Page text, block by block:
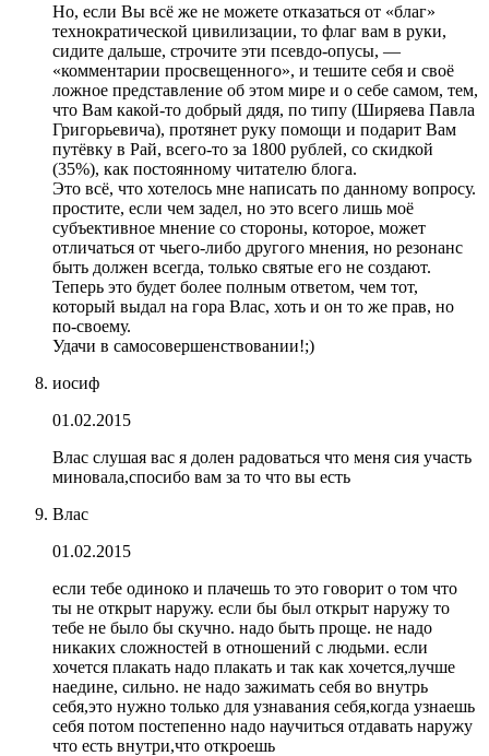
Но, если Вы всё же не можете отказаться от «благ»
технократической цивилизации, то флаг вам в руки,
сидите дальше, строчите эти псевдо-опусы, —
«комментарии просвещенного», и тешите себя и своё
ложное представление об этом мире и о себе самом, тем,
что Вам какой-то добрый дядя, по типу (Ширяева Павла
Григорьевича), протянет руку помощи и подарит Вам
путёвку в Рай, всего-то за 1800 рублей, со скидкой
(35%), как постоянному читателю блога.
Это всё, что хотелось мне написать по данному вопросу.
простите, если чем задел, но это всего лишь моё
субъективное мнение со стороны, которое, может
отличаться от чьего-либо другого мнения, но резонанс
быть должен всегда, только святые его не создают.
Теперь это будет более полным ответом, чем тот,
который выдал на гора Влас, хоть и он то же прав, но
по-своему.
Удачи в самосовершенствовании!;)
иосиф
01.02.2015
Влас слушая вас я долен радоваться что меня сия участь
миновала,спосибо вам за то что вы есть
Влас
01.02.2015
если тебе одиноко и плачешь то это говорит о том что
ты не открыт наружу. если бы был открыт наружу то
тебе не было бы скучно. надо быть проще. не надо
никаких сложностей в отношений с людьми. если
хочется плакать надо плакать и так как хочется,лучше
наедине, сильно. не надо зажимать себя во внутрь
себя,это нужно только для узнавания себя,когда узнаешь
себя потом постепенно надо научиться отдавать наружу
что есть внутри,что откроешь